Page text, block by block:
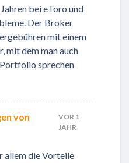
bei eToro und
Der Broker
mit einem
mit dem man auch
sprechen
von
VOR 1
JAHR
allem die Vorteile